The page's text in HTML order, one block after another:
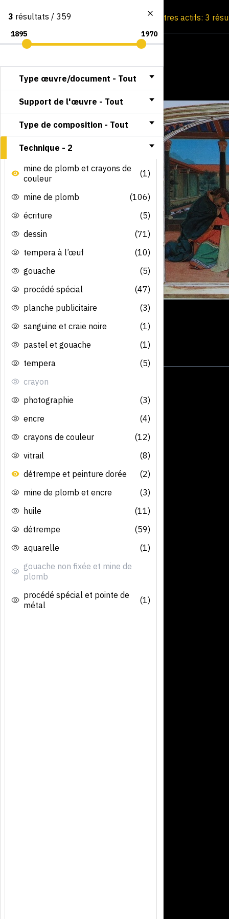
Consultation par image Filtres actifs: 3
3 résultats / 359
Type œuvre/document - Tout
Support de l'œuvre - Tout
Type de composition - Tout
Technique - 2
mine de plomb et crayons de
couleur
(1)
mine de plomb
(106)
écriture
(5)
dessin
(71)
tempera à l’œuf
(10)
gouache
(5)
procédé spécial
(47)
planche publicitaire
(3)
sanguine et craie noire
(1)
pastel et gouache
(1)
tempera
(5)
crayon
photographie
(3)
encre
(4)
crayons de couleur
(12)
vitrail
(8)
détrempe et peinture dorée
(2)
mine de plomb et encre
(3)
huile
(11)
détrempe
(59)
aquarelle
(1)
gouache non fixée et mine de
plomb
procédé spécial et pointe de
métal
(1)